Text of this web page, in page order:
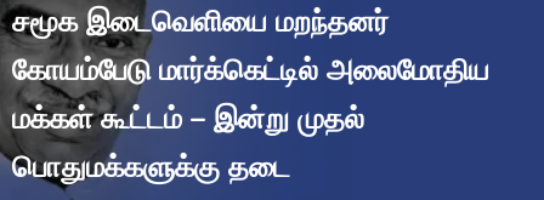
சமூக இடைவெளியை மறந்தனர்
கோயம்பேடு மார்க்கெட்டில் அலைமோதிய
மக்கள் கூட்டம் – இன்று முதல்
பொதுமக்களுக்கு தடை